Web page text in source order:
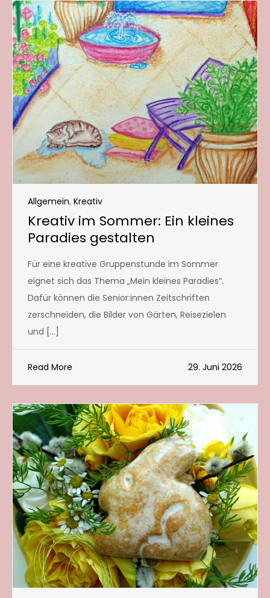
Allgemein, Kreativ
Kreativ im Sommer: Ein kleines
Paradies gestalten
Für eine kreative Gruppenstunde im Sommer
eignet sich das Thema „Mein kleines Paradies“.
Dafür können die Senior:innen Zeitschriften
zerschneiden, die Bilder von Gärten, Reisezielen
und […]
Read More 29. Juni 2026